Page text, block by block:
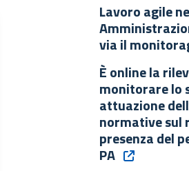
Lavoro agile
via il
È online la
monitorare lo
attuazione
normative sul
presenza del
PA